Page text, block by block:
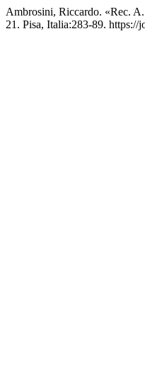
Ambrosini, Riccardo. «Rec.
21. Pisa, Italia:283-89. https://